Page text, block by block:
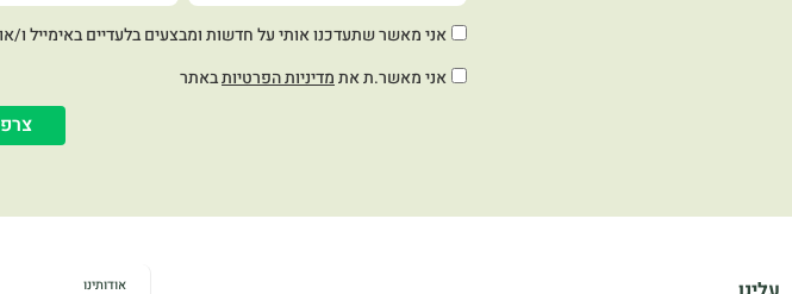
אני מאשר שתעדכנו אותי על חדשות ומבצעים בלעדיים באימייל ו/או SMS.
אני מאשר.ת אתמדיניות הפרטיותבאתר
אודותינו